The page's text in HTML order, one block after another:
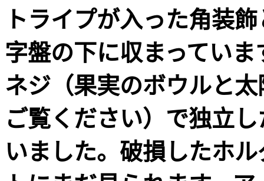
トライプが入った角装
字盤の下に収まってい
ネジ（果実のボウルと
ご覧ください）で独立
いました。破損したホ